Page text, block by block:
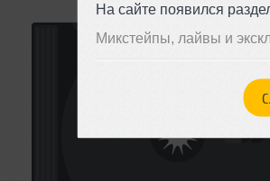
На сайте появился
Микстейпы, лайвы и